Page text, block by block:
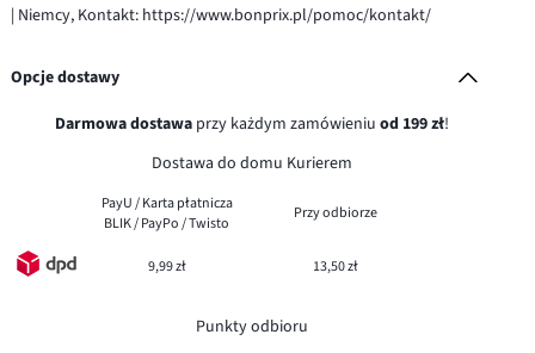
| Niemcy, Kontakt: https://www.bonprix.pl/pomoc/kontakt/
Opcje dostawy
Darmowa dostawaprzy każdym zamówieniu od 199 zł!
Dostawa do domu Kurierem
PayU / Karta płatnicza
BLIK / PayPo / Twisto
Przy odbiorze
9,99 zł 13,50 zł
Punkty odbioru